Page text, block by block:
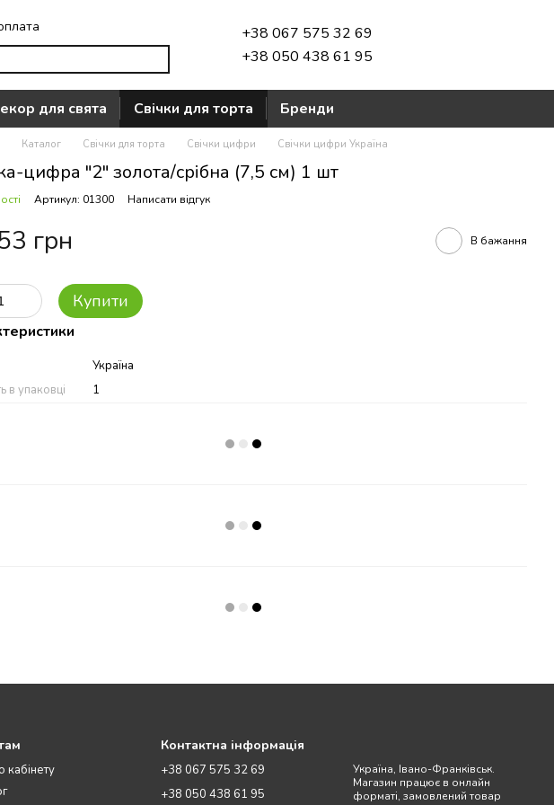
+38 067 575 32 69
+38 050 438 61 95
для свята Свічки для торта Бренди
Каталог Свічки для торта Свічки цифри Свічки цифри Україна
цифра "2" золота/срібна (7,5 см) 1 шт
Артикул: 01300 Написати відгук
грн В бажання
Купити
Україна
в упаковці
1
кабінету
Контактна інформація
+38 067 575 32 69
+38 050 438 61 95
Україна, Івано-Франківськ.
Магазин працює в онлайн
форматі, замовлений товар